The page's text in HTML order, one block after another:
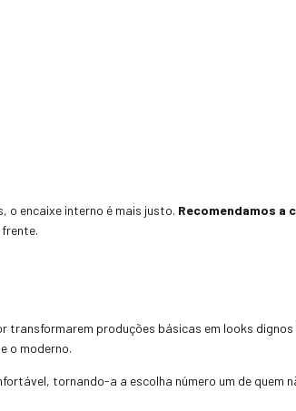
o encaixe interno é mais justo. Recomendamos a
transformarem produções básicas em looks dignos
o moderno.
tornando-a a escolha número um de quem